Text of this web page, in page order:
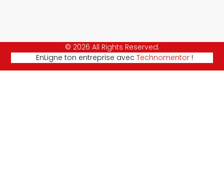
© 2026 All Rights Reserved.
EnLigne ton entreprise avecTechnomentor !